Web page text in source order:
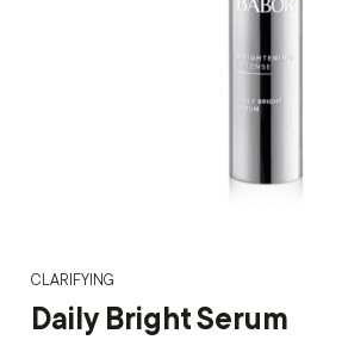
CLARIFYING
Daily Bright Serum